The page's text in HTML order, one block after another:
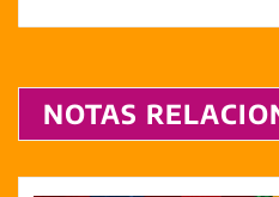
NOTAS